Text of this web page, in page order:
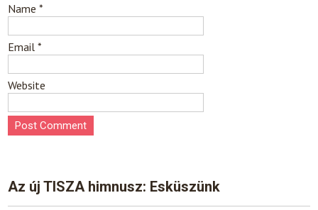
Name*
Email*
Website
Az új TISZA himnusz: Esküszünk